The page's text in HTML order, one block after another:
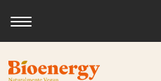
Toggle navigation